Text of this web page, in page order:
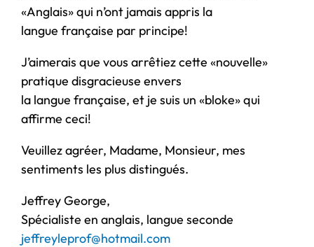
«Anglais» qui n’ont jamais appris la
langue française par principe!
J’aimerais que vous arrêtiez cette «nouvelle»
pratique disgracieuse envers
la langue française, et je suis un «bloke» qui
affirme ceci!
Veuillez agréer, Madame, Monsieur, mes
sentiments les plus distingués.
Jeffrey George,
Spécialiste en anglais, langue seconde
jeffreyleprof@hotmail.com